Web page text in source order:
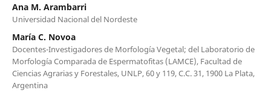
Ana M. Arambarri
Universidad Nacional del Nordeste
María C. Novoa
Docentes-Investigadores de Morfología Vegetal; del Laboratorio de
Morfología Comparada de Espermatofitas (LAMCE), Facultad de
Ciencias Agrarias y Forestales, UNLP, 60 y 119, C.C. 31, 1900 La Plata,
Argentina